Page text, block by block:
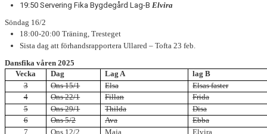
19:50 Servering Fika Bygdegård Lag-B Elvira
Söndag 16/2
18:00-20:00 Träning, Tresteget
Sista dag att förhandsrapportera Ullared – Tofta 23 feb.
Dansfika våren 2025
Vecka
Dag Lag A
lag B
3
Ons 15/1 Elsa
Elsas faster
4
Ons 22/1 Fillan
Frida
5
Ons 29/1 Thilda
Disa
6
Ons 5/2 Ava
Ebba
7
Ons 12/2 Maja
Elvira